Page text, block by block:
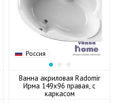
Россия
Ванна акриловая Radomir
Ирма 149x96 правая, с
каркасом